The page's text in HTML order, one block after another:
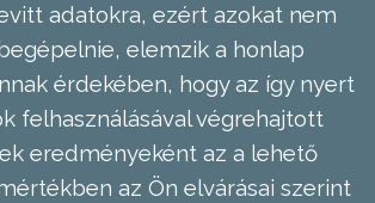
adatokra, ezért azokat nem
elemzik a honlap
érdekében, hogy az így nyert
felhasználásával végrehajtott
eredményeként az a lehető
az Ön elvárásai szerint